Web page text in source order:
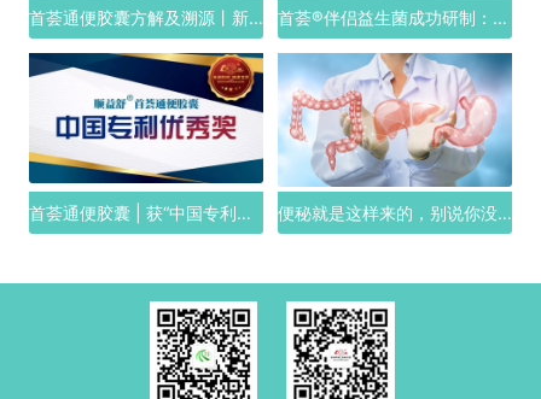
首荟通便胶囊方解及溯源丨新版解读 首荟®伴侣益生菌成功研制：从独家配方解析，它为何是乳酸菌类的便秘“克星”
首荟通便胶囊 | 获“中国专利优秀奖” 便秘就是这样来的，别说你没有犯过？